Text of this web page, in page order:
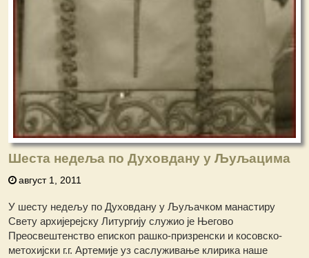
Шеста недеља по Духовдану у Љуљацима
август 1, 2011
У шесту недељу по Духовдану у Љуљачком манастиру
Свету архијерејску Литургију служио је Његово
Преосвештенство епископ рашко-призренски и косовско-
метохијски г.г. Артемије уз саслуживање клирика наше